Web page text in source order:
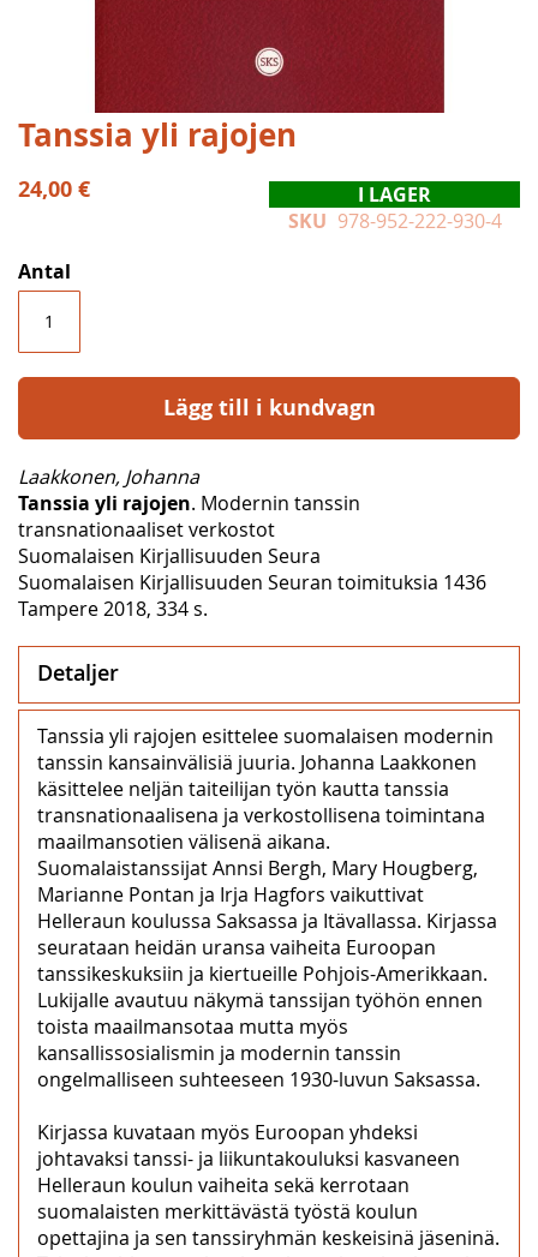
Hoppa
till
början
av
Tanssia yli rajojen
24,00 €
I LAGER
SKU 978-952-222-930-4
Antal
Lägg till i kundvagn
Laakkonen, Johanna
Tanssia yli rajojen. Modernin tanssin
transnationaaliset verkostot
Suomalaisen Kirjallisuuden Seura
Suomalaisen Kirjallisuuden Seuran toimituksia 1436
Tampere 2018, 334 s.
Detaljer
Tanssia yli rajojen esittelee suomalaisen modernin
tanssin kansainvälisiä juuria. Johanna Laakkonen
käsittelee neljän taiteilijan työn kautta tanssia
transnationaalisena ja verkostollisena toimintana
maailmansotien välisenä aikana.
Suomalaistanssijat Annsi Bergh, Mary Hougberg,
Marianne Pontan ja Irja Hagfors vaikuttivat
Helleraun koulussa Saksassa ja Itävallassa. Kirjassa
seurataan heidän uransa vaiheita Euroopan
tanssikeskuksiin ja kiertueille Pohjois-Amerikkaan.
Lukijalle avautuu näkymä tanssijan työhön ennen
toista maailmansotaa mutta myös
kansallissosialismin ja modernin tanssin
ongelmalliseen suhteeseen 1930-luvun Saksassa.
Kirjassa kuvataan myös Euroopan yhdeksi
johtavaksi tanssi- ja liikuntakouluksi kasvaneen
Helleraun koulun vaiheita sekä kerrotaan
suomalaisten merkittävästä työstä koulun
opettajina ja sen tanssiryhmän keskeisinä jäseninä.